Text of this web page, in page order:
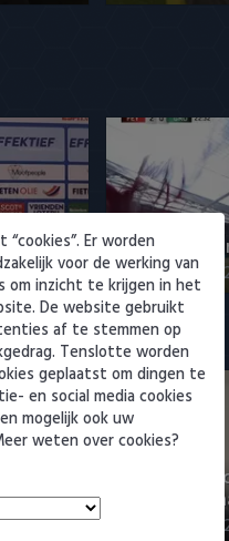
rol bij
op
8 augustus
"Weet
9 augustus
Er worden
voor de werking van
om inzicht te krijgen in het
De website gebruikt
af te stemmen op
Tenslotte worden
geplaatst om dingen te
en social media cookies
mogelijk ook uw
weten over cookies?